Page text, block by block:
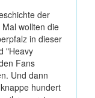
der
wollten die
in dieser
"Heavy
Fans
Und dann
hundert